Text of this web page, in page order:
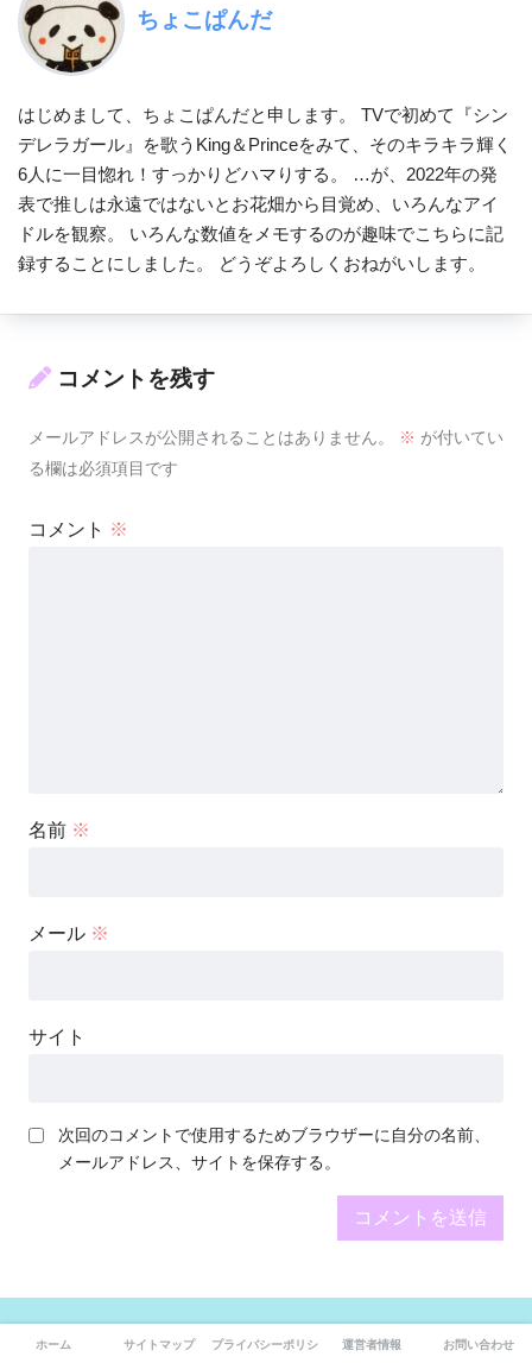
ちょこぱんだ
はじめまして、ちょこぱんだと申します。 TVで初めて『シン
デレラガール』を歌うKing＆Princeをみて、そのキラキラ輝く
6人に一目惚れ！すっかりどハマりする。 …が、2022年の発
表で推しは永遠ではないとお花畑から目覚め、いろんなアイ
ドルを観察。 いろんな数値をメモするのが趣味でこちらに記
録することにしました。 どうぞよろしくおねがいします。
コメントを残す
メールアドレスが公開されることはありません。 ※ が付いてい
る欄は必須項目です
コメント ※
名前 ※
メール ※
サイト
次回のコメントで使用するためブラウザーに自分の名前、
メールアドレス、サイトを保存する。
前の記事
ホーム サイトマップ プライバシーポリシー 運営者情報 お問い合わせ